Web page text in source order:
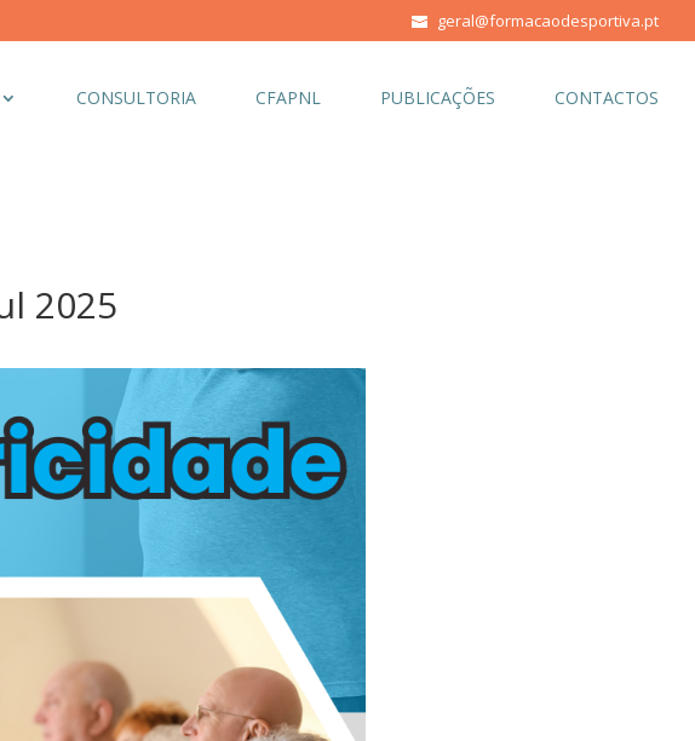
geral@formacaodesportiva.pt
CONSULTORIA CFAPNL PUBLICAÇÕES CONTACTOS
2025